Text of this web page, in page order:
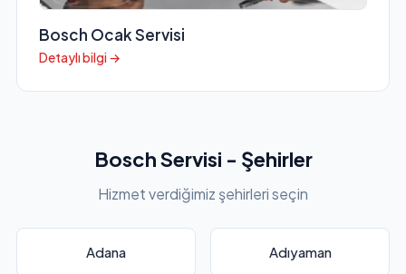
Bosch Ocak Servisi
Detaylı bilgi →
Bosch Servisi - Şehirler
Hizmet verdiğimiz şehirleri seçin
Adana Adıyaman